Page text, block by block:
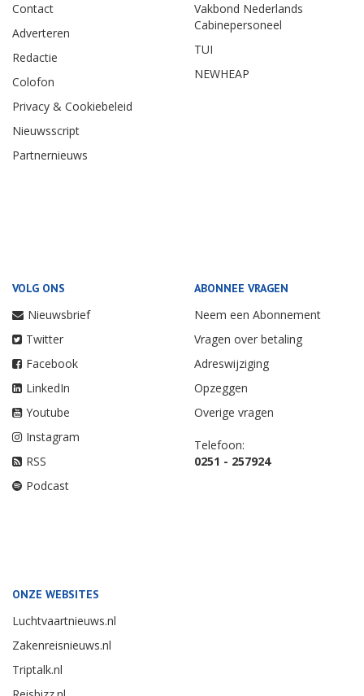
Contact
Adverteren
Redactie
Colofon
Privacy & Cookiebeleid
Nieuwsscript
Partnernieuws
Vakbond Nederlands
Cabinepersoneel
TUI
NEWHEAP
VOLG ONS
Nieuwsbrief
Twitter
Facebook
LinkedIn
Youtube
Instagram
RSS
Podcast
ABONNEE VRAGEN
Neem een Abonnement
Vragen over betaling
Adreswijziging
Opzeggen
Overige vragen
Telefoon:
0251 - 257924
ONZE WEBSITES
Luchtvaartnieuws.nl
Zakenreisnieuws.nl
Triptalk.nl